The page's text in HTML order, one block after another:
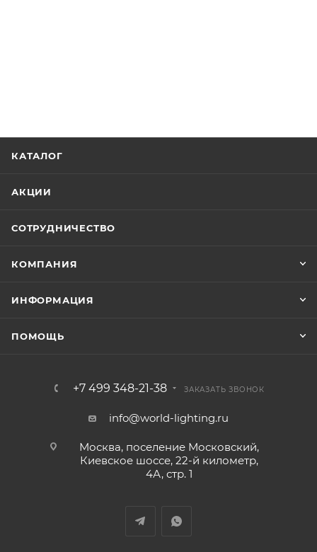
КАТАЛОГ
АКЦИИ
СОТРУДНИЧЕСТВО
КОМПАНИЯ
ИНФОРМАЦИЯ
ПОМОЩЬ
+7 499 348-21-38 ЗАКАЗАТЬ ЗВОНОК
info@world-lighting.ru
Москва, поселение Московский,
Киевское шоссе, 22-й километр,
4А, стр. 1